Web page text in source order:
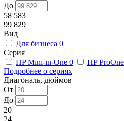
До
58 583
99 829
Вид
Для бизнеса 0
Серия
HP Mini-in-One 0 HP ProOne
Подробнее о сериях
Диагональ, дюймов
От
До
20
24